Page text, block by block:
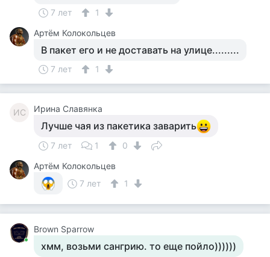
7 лет
1
Артём Колокольцев
В пакет его и не доставать на улице.........
7 лет 1
ИС Ирина Славянка
Лучше чая из пакетика заварить
7 лет 1
0
Артём Колокольцев
7 лет
1
Brown Sparrow
хмм, возьми сангрию. то еще пойло))))))